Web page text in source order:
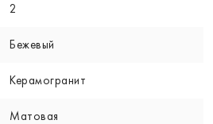
2
Бежевый
Керамогранит
Матовая